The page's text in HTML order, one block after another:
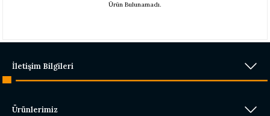
Ürün Bulunamadı.
İletişim Bilgileri
Ürünlerimiz